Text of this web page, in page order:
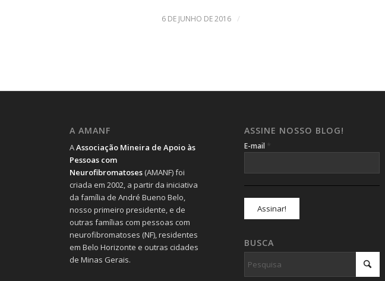
6 DE JUNHO DE 2016 /
A AMANF
AAssociação Mineira de Apoio às
Pessoas com
Neurofibromatoses (AMANF) foi
criada em 2002, a partir da iniciativa
da família de André Bueno Belo,
nosso primeiro presidente, e de
outras famílias com pessoas com
neurofibromatoses (NF), residentes
em Belo Horizonte e outras cidades
de Minas Gerais.
ASSINE NOSSO BLOG!
E-mail *
BUSCA